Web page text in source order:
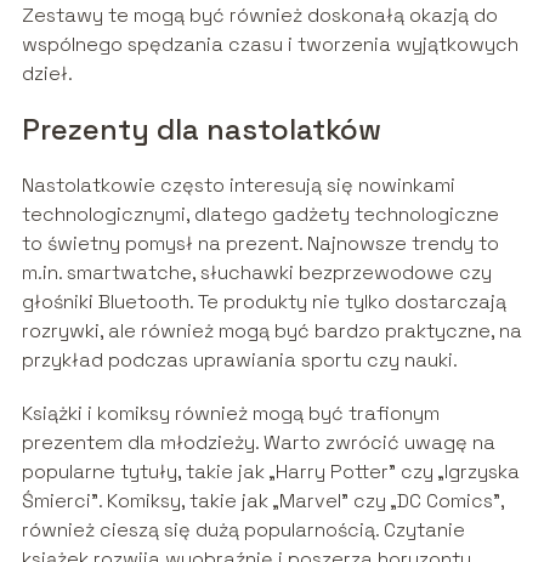
Zestawy te mogą być również doskonałą okazją do
wspólnego spędzania czasu i tworzenia wyjątkowych
dzieł.
Prezenty dla nastolatków
Nastolatkowie często interesują się nowinkami
technologicznymi, dlatego gadżety technologiczne
to świetny pomysł na prezent. Najnowsze trendy to
m.in. smartwatche, słuchawki bezprzewodowe czy
głośniki Bluetooth. Te produkty nie tylko dostarczają
rozrywki, ale również mogą być bardzo praktyczne, na
przykład podczas uprawiania sportu czy nauki.
Książki i komiksy również mogą być trafionym
prezentem dla młodzieży. Warto zwrócić uwagę na
popularne tytuły, takie jak „Harry Potter” czy „Igrzyska
Śmierci”. Komiksy, takie jak „Marvel” czy „DC Comics”,
również cieszą się dużą popularnością. Czytanie